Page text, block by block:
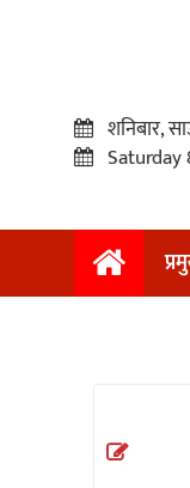
प्रमुख
शनिबार,